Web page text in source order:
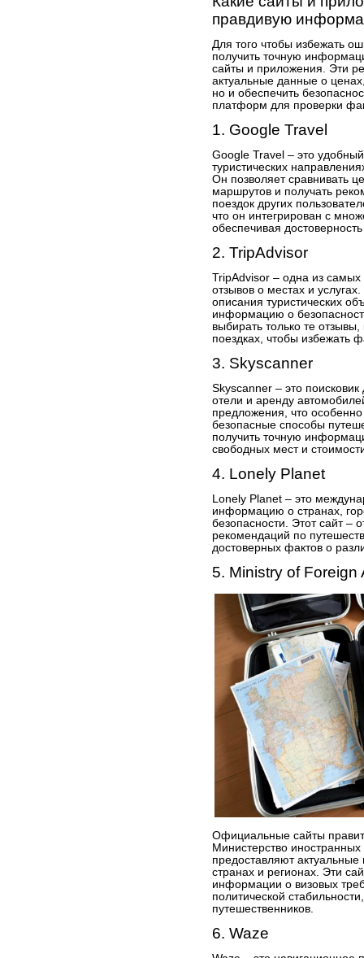
правдивую
Для того чтобы избежать
получить точную
сайты и приложения. Эти
актуальные данные о
но и обеспечить
платформ для проверки
1. Google Travel
Google Travel – это
туристических
Он позволяет сравнивать
маршрутов и получать
поездок других
что он интегрирован с
обеспечивая
2. TripAdvisor
TripAdvisor – одна из
отзывов о местах и
описания туристических
информацию о
выбирать только те
поездках, чтобы избежать
3. Skyscanner
Skyscanner – это
отели и аренду
предложения, что
безопасные способы
получить точную
свободных мест и
4. Lonely Planet
Lonely Planet – это
информацию о странах,
безопасности. Этот сайт –
рекомендаций по
достоверных фактов о
5. Ministry of
Официальные сайты
Министерство
предоставляют
странах и регионах. Эти
информации о визовых
политической
путешественников.
6. Waze